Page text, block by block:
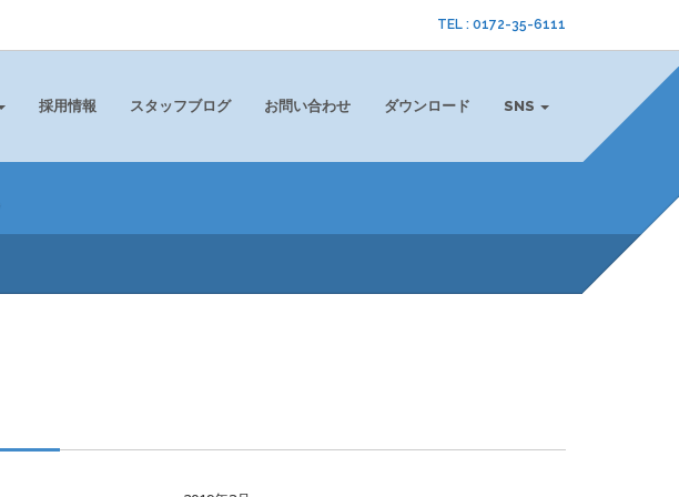
TEL : 0172-35-6111
採用情報 スタッフブログ お問い合わせ ダウンロード SNS